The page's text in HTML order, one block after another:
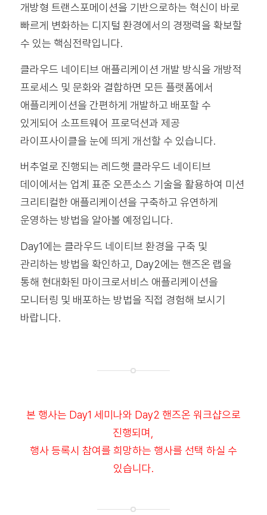
개방형 트랜스포메이션을 기반으로하는 혁신이 바로
빠르게 변화하는 디지털 환경에서의 경쟁력을 확보할
수 있는 핵심전략입니다.
클라우드 네이티브 애플리케이션 개발 방식을 개방적
프로세스 및 문화와 결합하면 모든 플랫폼에서
애플리케이션을 간편하게 개발하고 배포할 수
있게되어 소프트웨어 프로덕션과 제공
라이프사이클을 눈에 띄게 개선할 수 있습니다.
버추얼로 진행되는 레드햇 클라우드 네이티브
데이에서는 업계 표준 오픈소스 기술을 활용하여 미션
크리티컬한 애플리케이션을 구축하고 유연하게
운영하는 방법을 알아볼 예정입니다.
Day1에는 클라우드 네이티브 환경을 구축 및
관리하는 방법을 확인하고, Day2에는 핸즈온 랩을
통해 현대화된 마이크로서비스 애플리케이션을
모니터링 및 배포하는 방법을 직접 경험해 보시기
바랍니다.
본 행사는 Day1 세미나와 Day2 핸즈온 워크샵으로
진행되며,
행사 등록시 참여를 희망하는 행사를 선택 하실 수
있습니다.